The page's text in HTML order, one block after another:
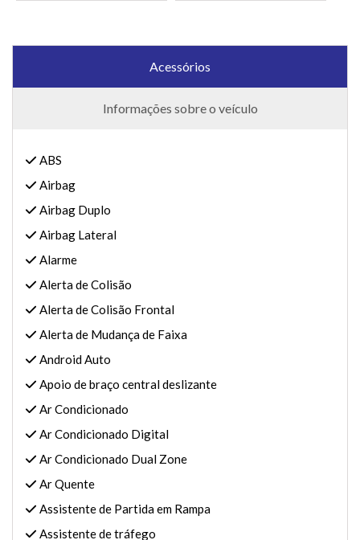
Acessórios
Informações sobre o veículo
ABS
Airbag
Airbag Duplo
Airbag Lateral
Alarme
Alerta de Colisão
Alerta de Colisão Frontal
Alerta de Mudança de Faixa
Android Auto
Apoio de braço central deslizante
Ar Condicionado
Ar Condicionado Digital
Ar Condicionado Dual Zone
Ar Quente
Assistente de Partida em Rampa
Assistente de tráfego